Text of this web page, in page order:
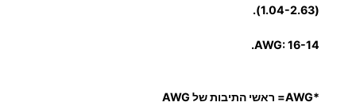
(1.04-2.63).
AWG: 16-14.
*AWG= ראשי התיבות של AWG